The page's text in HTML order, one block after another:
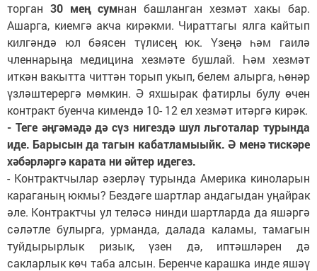
торган 30 мең сумнан башланган хезмәт хакы бар.
Ашарга, киемгә акча кирәкми. Чираттагы ялга кайтып
килгәндә юл бәясен түлисең юк. Үзеңә һәм гаилә
членнарыңа медицина хезмәте бушлай. Һәм хезмәт
иткән вакытта читтән торып укып, белем алырга, һөнәр
үзләштерергә мөмкин. Ә яхшырак фатирлы булу өчен
контракт буенча кимендә 10- 12 ел хезмәт итәргә кирәк.
- Теге әңгәмәдә дә сүз нигездә шул льготалар турында
иде. Барысын да тагын кабатламыыйк. Ә менә тискәре
хәбәрләргә карата ни әйтер идегез.
- Контрактчылар әзерләү турында Америка киноларын
караганың юкмы? Бездәге шартлар андагыдан уңайрак
әле. Контрактчы ул теләсә нинди шартларда да яшәргә
сәләтле булырга, урманда, далада каламы, тамагын
туйдырырлык ризык, үзен дә, иптәшләрен дә
сакларлык көч таба алсын. Беренче карашка инде яшәү